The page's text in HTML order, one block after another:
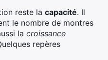
reste la capacité. Il
le nombre de montres
la croissance
repères